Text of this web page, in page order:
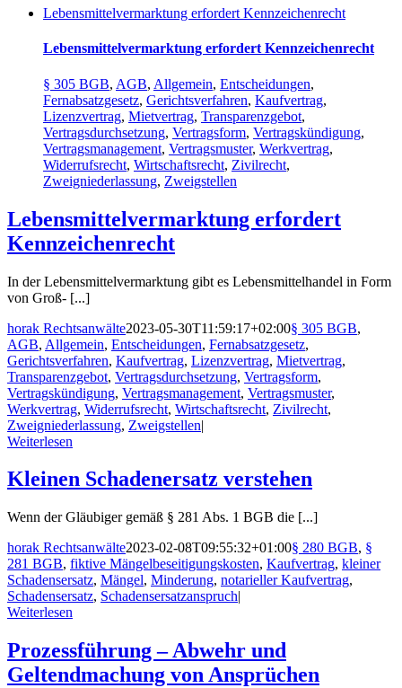
Lebensmittelvermarktung erfordert Kennzeichenrecht
Lebensmittelvermarktung erfordert Kennzeichenrecht
§ 305 BGB, AGB, Allgemein, Entscheidungen,
Fernabsatzgesetz, Gerichtsverfahren, Kaufvertrag,
Lizenzvertrag, Mietvertrag, Transparenzgebot,
Vertragsdurchsetzung, Vertragsform, Vertragskündigung,
Vertragsmanagement, Vertragsmuster, Werkvertrag,
Widerrufsrecht, Wirtschaftsrecht, Zivilrecht,
Zweigniederlassung, Zweigstellen
Lebensmittelvermarktung erfordert
Kennzeichenrecht
In der Lebensmittelvermarktung gibt es Lebensmittelhandel in Form
von Groß- [...]
horak Rechtsanwälte2023-05-30T11:59:17+02:00§ 305 BGB,
AGB, Allgemein, Entscheidungen, Fernabsatzgesetz,
Gerichtsverfahren, Kaufvertrag, Lizenzvertrag, Mietvertrag,
Transparenzgebot, Vertragsdurchsetzung, Vertragsform,
Vertragskündigung, Vertragsmanagement, Vertragsmuster,
Werkvertrag, Widerrufsrecht, Wirtschaftsrecht, Zivilrecht,
Zweigniederlassung, Zweigstellen|
Weiterlesen
Kleinen Schadenersatz verstehen
Wenn der Gläubiger gemäß § 281 Abs. 1 BGB die [...]
horak Rechtsanwälte2023-02-08T09:55:32+01:00§ 280 BGB, §
281 BGB, fiktive Mängelbeseitigungskosten, Kaufvertrag, kleiner
Schadensersatz, Mängel, Minderung, notarieller Kaufvertrag,
Schadensersatz, Schadensersatzanspruch|
Weiterlesen
Prozessführung – Abwehr und
Geltendmachung von Ansprüchen